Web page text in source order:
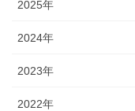
2025年
2024年
2023年
2022年